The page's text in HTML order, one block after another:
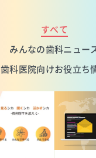
すべて
みんなの歯科ニュー
歯科医院向けお役立ち